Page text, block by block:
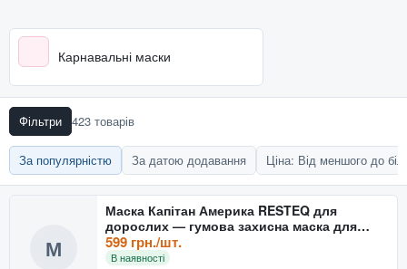
Карнавальні маски
Фільтри 423 товарів
За популярністю За датою додавання Ціна: Від меншого до
М
Маска Капітан Америка RESTEQ для
дорослих — гумова захисна маска для
косплею та вечірок, стиль
599 грн./шт.
В наявності